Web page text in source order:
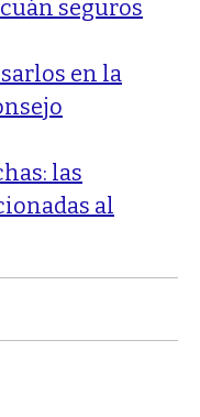
seguros
en la
las
al